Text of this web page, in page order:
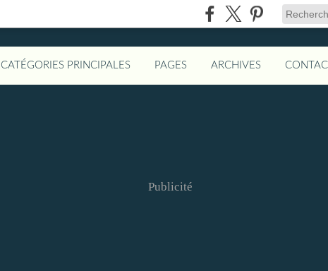
CATÉGORIES PRINCIPALES PAGES ARCHIVES
Publicité